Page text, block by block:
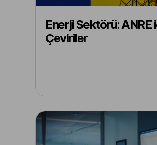
Enerji Sektörü: ANRE
Çeviriler